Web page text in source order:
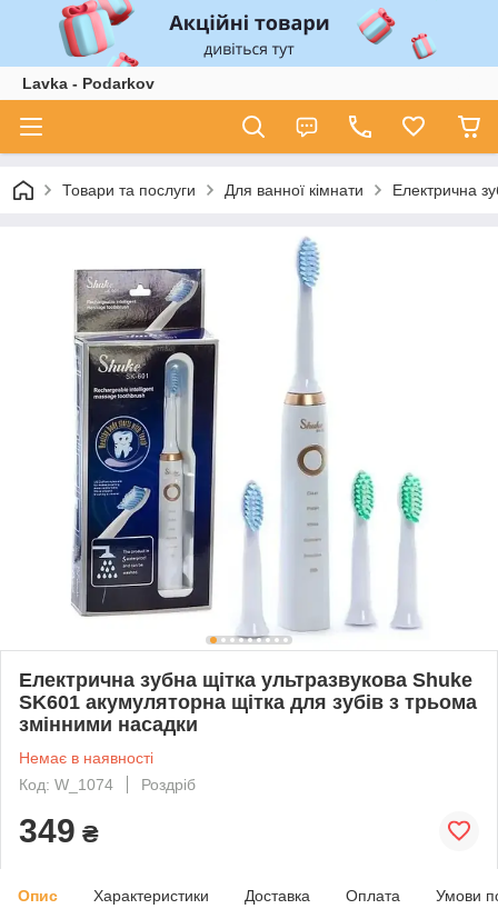
Lavka - Podarkov
Товари та послуги Для ванної кімнати Електрична
Електрична зубна щітка ультразвукова Shuke
SK601 акумуляторна щітка для зубів з трьома
змінними насадки
Немає в наявності
Код: W_1074
Роздріб
349 ₴
Опис Характеристики Доставка Оплата Умови